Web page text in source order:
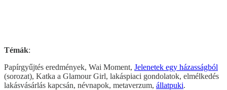
Témák:
Papírgyűjtés eredmények, Wai Moment, Jelenetek egy házasságból
(sorozat), Katka a Glamour Girl, lakáspiaci gondolatok, elmélkedés
lakásvásárlás kapcsán, névnapok, metaverzum, állatpuki.